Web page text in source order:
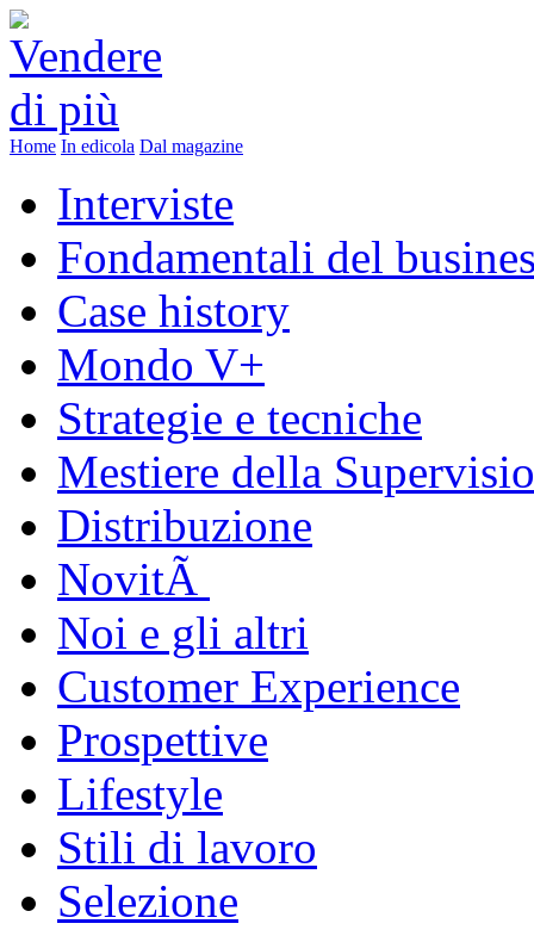
Home In edicola Dal magazine
Interviste
Fondamentali del
Case history
Mondo V+
Strategie e tecniche
Mestiere della
Distribuzione
NovitÃ
Noi e gli altri
Customer Experience
Prospettive
Lifestyle
Stili di lavoro
Selezione